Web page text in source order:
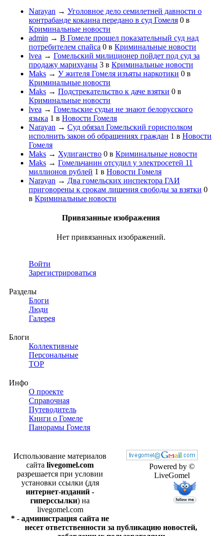
Narayan → Уголовное дело семилетней давности о
контрабанде кокаина передано в суд Гомеля 0 в
Криминальные новости
admin → В Гомеле прошел показательный суд над
потребителем спайса 0 в Криминальные новости
lvea → Гомельский милиционер пойдет под суд за
продажу марихуаны 3 в Криминальные новости
Maks → У жителя Гомеля изъяты наркотики 0 в
Криминальные новости
Maks → Подстрекательство к даче взятки 0 в
Криминальные новости
lvea → Гомельские судьи не знают белорусского
языка 1 в Новости Гомеля
Narayan → Суд обязал Гомельский горисполком
исполнить закон об обращениях граждан 1 в Новости
Гомеля
Maks → Хулиганство 0 в Криминальные новости
Maks → Гомельчанин отсудил у электросетей 11
миллионов рублей 1 в Новости Гомеля
Narayan → Два гомельских инспектора ГАИ
приговорены к срокам лишения свободы за взятки 0
в Криминальные новости
Привязанные изображения
Нет привязанных изображений.
Войти
Зарегистрироваться
Разделы
Блоги
Люди
Галерея
Блоги
Коллективные
Персональные
TOP
Инфо
О проекте
Справочная
Путеводитель
Книги о Гомеле
Панорамы Гомеля
Powered by ©
LiveGomel
Использование материалов
сайта livegomel.com
разрешается при условии
установки ссылки (для
интернет-изданий -
гиперссылки) на
livegomel.com
* - администрация сайта не
несет ответственности за публикацию новостей,